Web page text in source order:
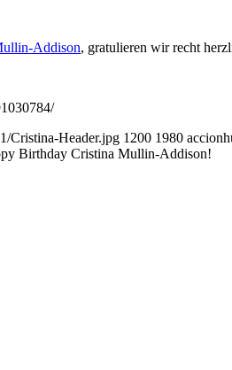
Addison, gratulieren wir recht
Cristina-Header.jpg 1200 1980
Birthday Cristina Mullin-Addison!